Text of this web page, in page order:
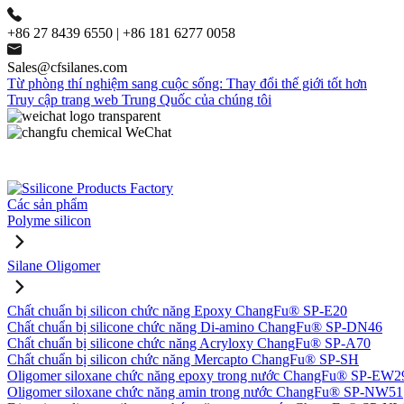
+86 27 8439 6550 | +86 181 6277 0058
Sales@cfsilanes.com
Từ phòng thí nghiệm sang cuộc sống: Thay đổi thế giới tốt hơn
Truy cập trang web Trung Quốc của chúng tôi
Các sản phẩm
Polyme silicon
Silane Oligomer
Chất chuẩn bị silicon chức năng Epoxy ChangFu® SP-E20
Chất chuẩn bị silicone chức năng Di-amino ChangFu® SP-DN46
Chất chuẩn bị silicone chức năng Acryloxy ChangFu® SP-A70
Chất chuẩn bị silicon chức năng Mercapto ChangFu® SP-SH
Oligomer siloxane chức năng epoxy trong nước ChangFu® SP-
Oligomer siloxane chức năng amin trong nước ChangFu® SP-NW51